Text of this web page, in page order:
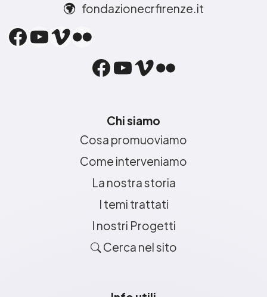
fondazionecrfirenze.it
Facebook
YouTube
Vimeo
Flickr
Facebook
YouTube
Vimeo
Flickr
Chi siamo
Cosa promuoviamo
Come interveniamo
La nostra storia
I temi trattati
I nostri Progetti
Cerca nel sito